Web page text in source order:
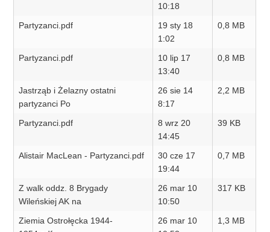
10:18
Partyzanci.pdf
19 sty 18
1:02
0,8 MB
Partyzanci.pdf
10 lip 17
13:40
0,8 MB
Jastrząb i Żelazny ostatni
partyzanci Po
26 sie 14
8:17
2,2 MB
Partyzanci.pdf
8 wrz 20
14:45
39 KB
Alistair MacLean - Partyzanci.pdf
30 cze 17
19:44
0,7 MB
Z walk oddz. 8 Brygady
Wileńskiej AK na
26 mar 10
10:50
317 KB
Ziemia Ostrołęcka 1944-
26 mar 10
1,3 MB